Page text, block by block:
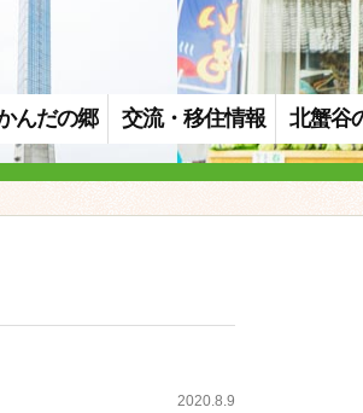
んだの郷 交流・移住情報 北蟹谷
2020.8.9